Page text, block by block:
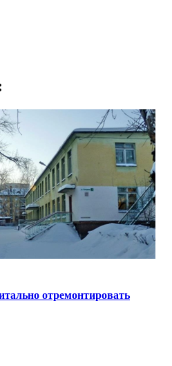
отремонтировать